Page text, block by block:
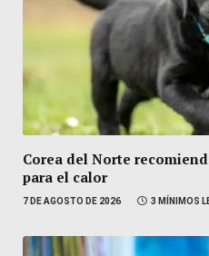
Corea del Norte
para el calor
7 DE AGOSTO DE 2026 3 MÍNIMOS